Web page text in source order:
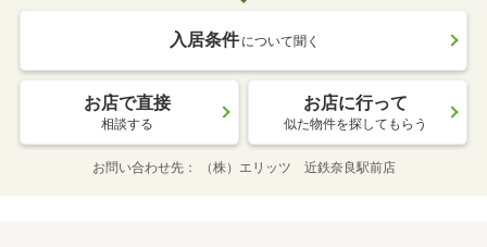
入居条件 について聞く
お店で直接
相談する
お店に行って
似た物件を探してもらう
お問い合わせ先 （株）エリッツ 近鉄奈良駅前店